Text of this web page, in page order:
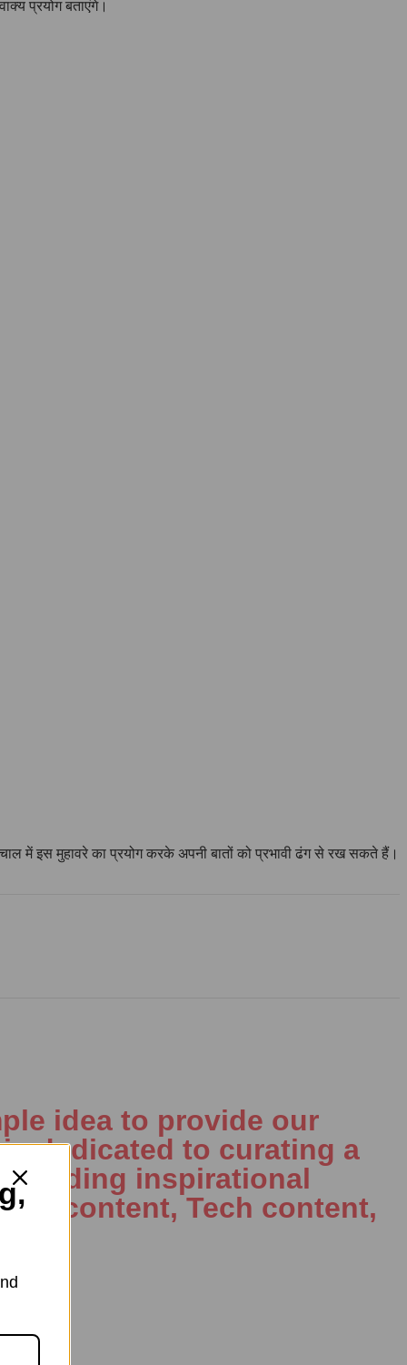
प्रयोग बताएंगे।
में इस मुहावरे का प्रयोग करके अपनी बातों को प्रभावी ढंग से रख सकते हैं।
idea to provide our
dedicated to curating a
inspirational
AI content, Tech content,